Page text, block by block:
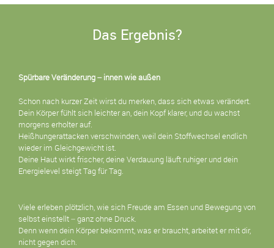
Das Ergebnis?
Spürbare Veränderung – innen wie außen
Schon nach kurzer Zeit wirst du merken, dass sich etwas verändert.
Dein Körper fühlt sich leichter an, dein Kopf klarer, und du wachst
morgens erholter auf.
Heißhungerattacken verschwinden, weil dein Stoffwechsel endlich
wieder im Gleichgewicht ist.
Deine Haut wirkt frischer, deine Verdauung läuft ruhiger und dein
Energielevel steigt Tag für Tag.
Viele erleben plötzlich, wie sich Freude am Essen und Bewegung von
selbst einstellt – ganz ohne Druck.
Denn wenn dein Körper bekommt, was er braucht, arbeitet er mit dir,
nicht gegen dich.